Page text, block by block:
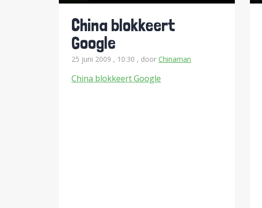
China blokkeert
Google
25 juni 2009 , 10:30 , door Chinaman
China blokkeert Google